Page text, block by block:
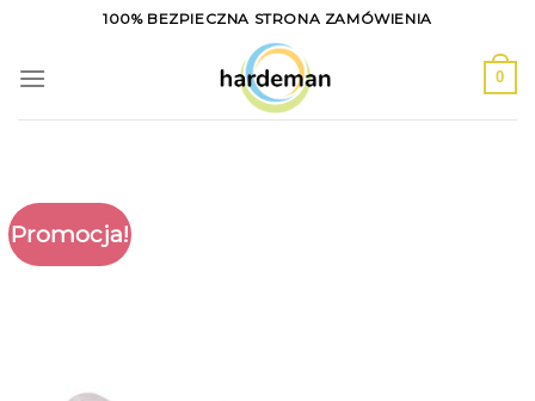
content
100% BEZPIECZNA STRONA ZAMÓWIENIA
0
Promocja!